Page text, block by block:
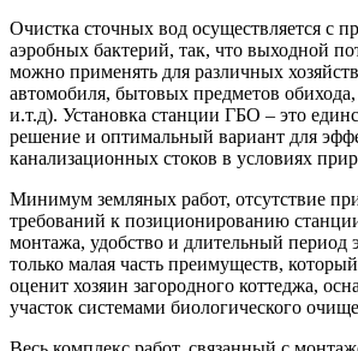
Очистка сточных вод осуществляется с
аэробных бактерий, так, что выходной
можно применять для различных
автомобиля, бытовых предметов обихода,
и.т.д). Установка станции ГБО – это
решение и оптимальный вариант для
канализационных стоков в условиях
Минимум земляных работ, отсутствие
требований к позиционированию
монтажа, удобство и длительный период
только малая часть преимуществ,
оценит хозяин загородного коттеджа,
участок системами биологического